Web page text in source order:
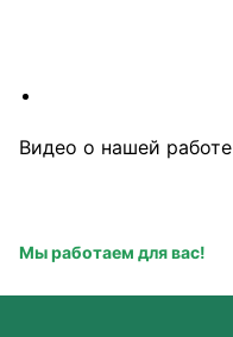
Видео о нашей работе
Мы работаем для вас!